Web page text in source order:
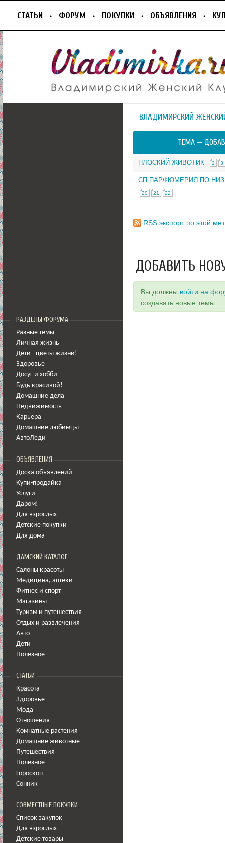
СТАТЬИ ФОРУМ ПОКУПКИ ОБЪЯВЛЕНИЯ
РАЗДЕЛЫ ФОРУМА
Разные темы
Личная жизнь
Дети - цветы жизни!
Здоровье
Досуг и хобби
Будь красивой!
Домашние дела
Недвижимость
Карьера
Домашние любимцы
АвтоЛеди
ОБЪЯВЛЕНИЯ
Доска объявлений
Купи-продайка
Услуги
Даром!
Для взрослых
Детские покупки
Для дома
ДАМСКИЙ КАТАЛОГ
Салоны красоты
Медицина, аптеки
Фитнес и спорт
Магазины
Туризм и путешествия
Отдых и развлечения
Авто
Дети
Полезное
СТАТЬИ
Красота
Здоровье
Мода
Отношения
Комнатные растения
Домашние животные
Путешествия
Полезное
Гороскоп
Сонник
СОВМЕСТНЫЕ ПОКУПКИ
Список закупок
Для взрослых
Детские товары
ВЛАДИМИРСКИЙ
ТЕМА —
ПЛОСКИЙ ЖИВОТИК - 2 3
СП ПАРФЮМЕРИЯ ПО
20 21 22
RSS экспорт по этой
ДОБАВИТЬ
Вы должны войти на
создавать новые темы.